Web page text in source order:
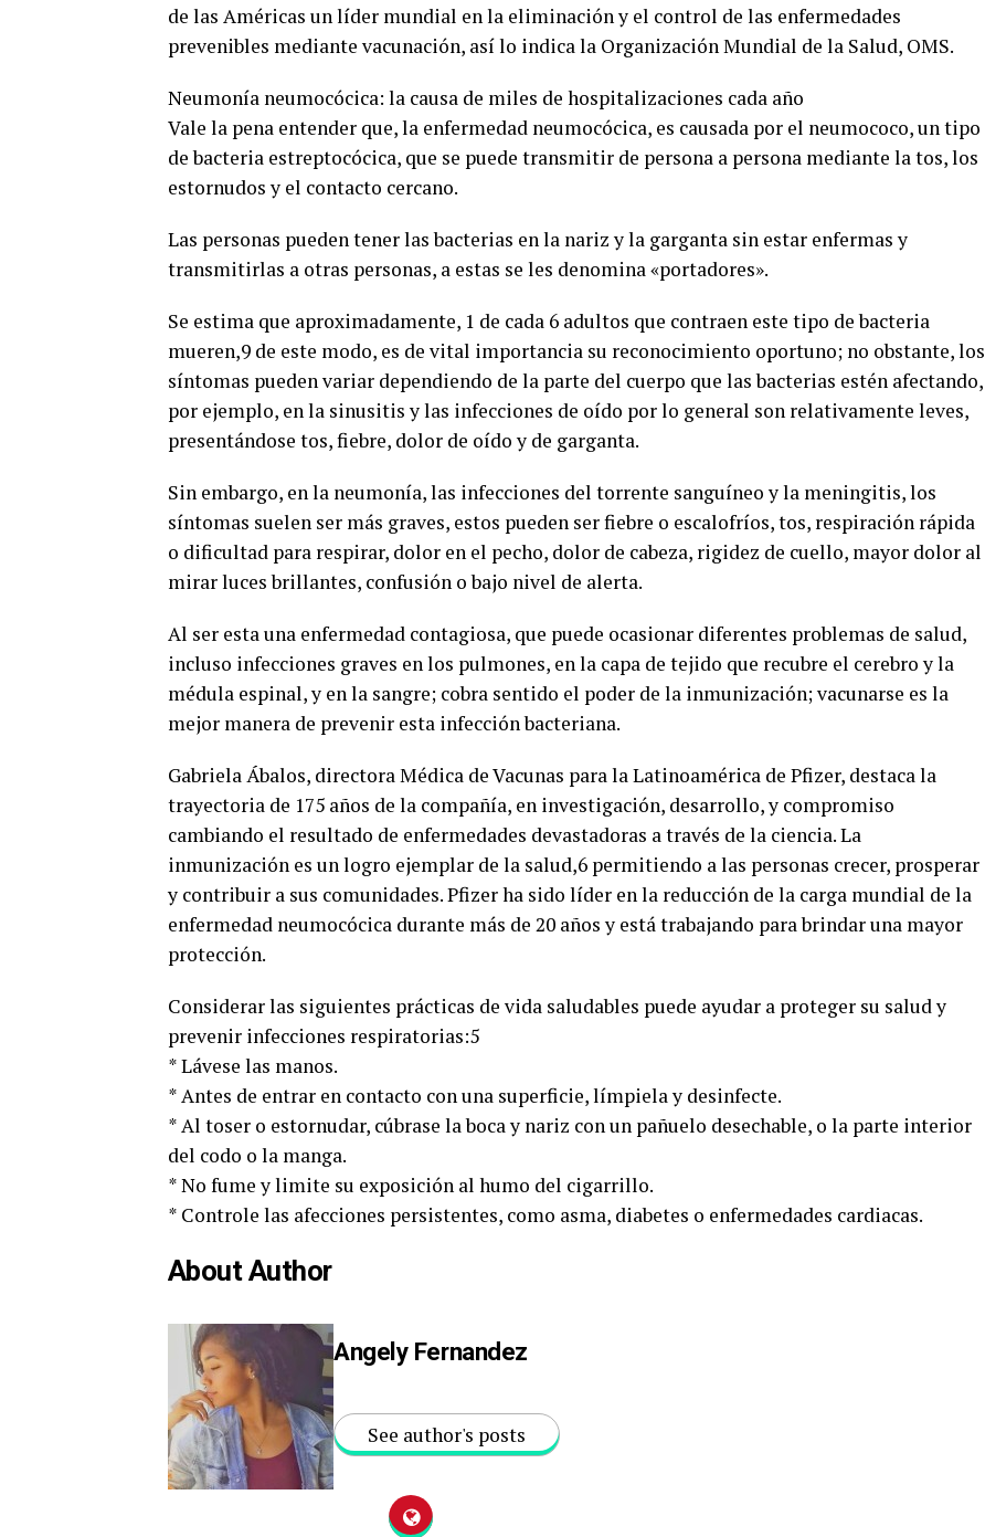
de las Américas un líder mundial en la eliminación y el control de las enfermedades
prevenibles mediante vacunación, así lo indica la Organización Mundial de la Salud, OMS.
Neumonía neumocócica: la causa de miles de hospitalizaciones cada año
Vale la pena entender que, la enfermedad neumocócica, es causada por el neumococo, un tipo
de bacteria estreptocócica, que se puede transmitir de persona a persona mediante la tos, los
estornudos y el contacto cercano.
Las personas pueden tener las bacterias en la nariz y la garganta sin estar enfermas y
transmitirlas a otras personas, a estas se les denomina «portadores».
Se estima que aproximadamente, 1 de cada 6 adultos que contraen este tipo de bacteria
mueren,9 de este modo, es de vital importancia su reconocimiento oportuno; no obstante, los
síntomas pueden variar dependiendo de la parte del cuerpo que las bacterias estén afectando,
por ejemplo, en la sinusitis y las infecciones de oído por lo general son relativamente leves,
presentándose tos, fiebre, dolor de oído y de garganta.
Sin embargo, en la neumonía, las infecciones del torrente sanguíneo y la meningitis, los
síntomas suelen ser más graves, estos pueden ser fiebre o escalofríos, tos, respiración rápida
o dificultad para respirar, dolor en el pecho, dolor de cabeza, rigidez de cuello, mayor dolor al
mirar luces brillantes, confusión o bajo nivel de alerta.
Al ser esta una enfermedad contagiosa, que puede ocasionar diferentes problemas de salud,
incluso infecciones graves en los pulmones, en la capa de tejido que recubre el cerebro y la
médula espinal, y en la sangre; cobra sentido el poder de la inmunización; vacunarse es la
mejor manera de prevenir esta infección bacteriana.
Gabriela Ábalos, directora Médica de Vacunas para la Latinoamérica de Pfizer, destaca la
trayectoria de 175 años de la compañía, en investigación, desarrollo, y compromiso
cambiando el resultado de enfermedades devastadoras a través de la ciencia. La
inmunización es un logro ejemplar de la salud,6 permitiendo a las personas crecer, prosperar
y contribuir a sus comunidades. Pfizer ha sido líder en la reducción de la carga mundial de la
enfermedad neumocócica durante más de 20 años y está trabajando para brindar una mayor
protección.
Considerar las siguientes prácticas de vida saludables puede ayudar a proteger su salud y
prevenir infecciones respiratorias:5
* Lávese las manos.
* Antes de entrar en contacto con una superficie, límpiela y desinfecte.
* Al toser o estornudar, cúbrase la boca y nariz con un pañuelo desechable, o la parte interior
del codo o la manga.
* No fume y limite su exposición al humo del cigarrillo.
* Controle las afecciones persistentes, como asma, diabetes o enfermedades cardiacas.
About Author
Angely Fernandez
See author's posts